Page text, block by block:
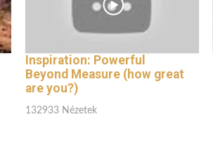
Inspiration: Powerful
Beyond Measure (how great
are you?)
132933 Nézetek